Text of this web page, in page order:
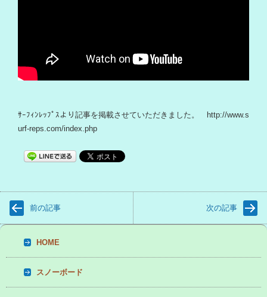
ｻｰﾌｨﾝﾚｯﾌﾟｽより記事を掲載させていただきました。 http://www.s
urf-reps.com/index.php
前の記事 次の記事
HOME
スノーボード